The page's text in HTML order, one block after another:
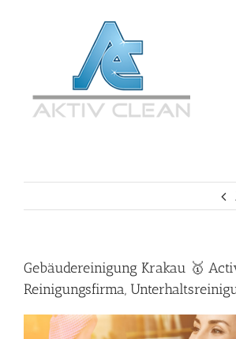
Gebäudereinigung Krakau 🥇
Reinigungsfirma,